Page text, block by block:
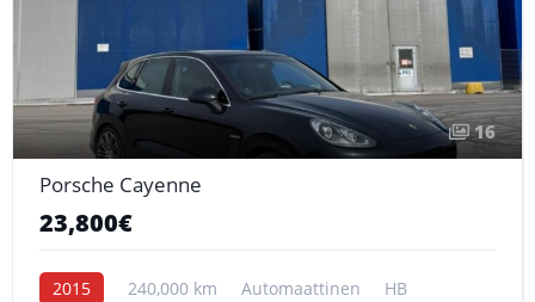
16
Porsche Cayenne
23,800€
2015 240,000 km Automaattinen HB